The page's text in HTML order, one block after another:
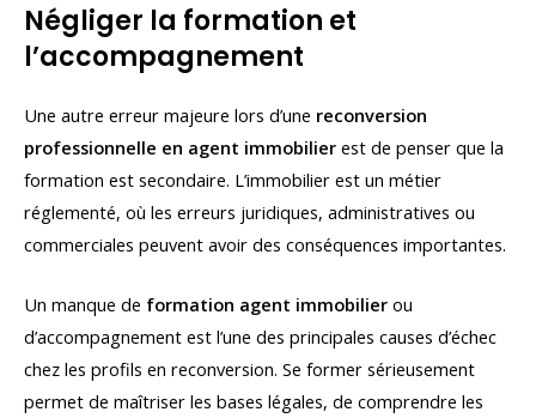
Négliger la formation et
l’accompagnement
Une autre erreur majeure lors d’une reconversion
professionnelle en agent immobilier est de penser que la
formation est secondaire. L’immobilier est un métier
réglementé, où les erreurs juridiques, administratives ou
commerciales peuvent avoir des conséquences importantes.
Un manque de formation agent immobilier ou
d’accompagnement est l’une des principales causes d’échec
chez les profils en reconversion. Se former sérieusement
permet de maîtriser les bases légales, de comprendre les